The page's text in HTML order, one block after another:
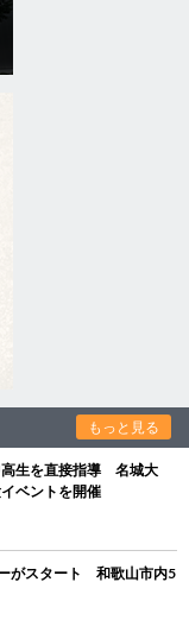
もっと見る
高生を直接指導 名城大
ベントを開催
がスタート 和歌山市内5